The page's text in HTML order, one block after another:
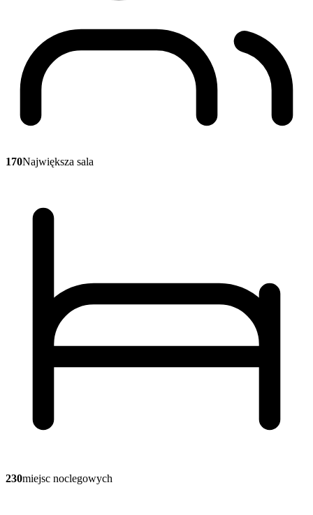
170Największa sala
230miejsc noclegowych